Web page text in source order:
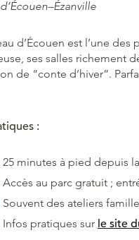
d’Écouen est l’une
ses salles richement
de “conte d’hiver”.
:
25 minutes à pied depuis
Accès au parc gratuit ;
Souvent des ateliers
Infos pratiques sur le site